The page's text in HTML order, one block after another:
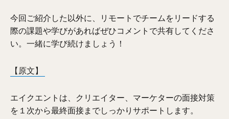
今回ご紹介した以外に、リモートでチームをリードする
際の課題や学びがあればぜひコメントで共有してくださ
い。一緒に学び続けましょう！
【原文】
エイクエントは、クリエイター、マーケターの面接対策
を１次から最終面接までしっかりサポートします。